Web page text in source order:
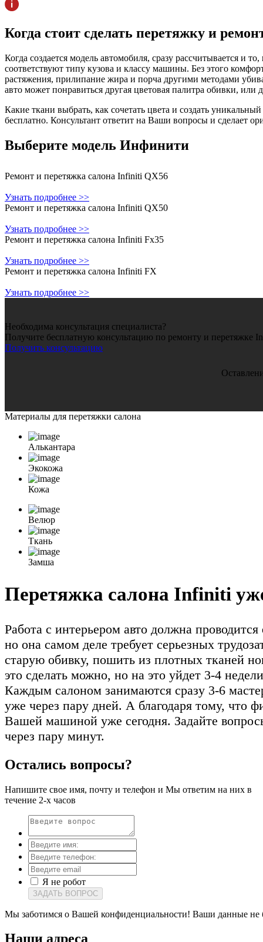
Когда стоит сделать перетяжку и
Когда создается модель автомобиля, сразу рассчитывается и
соответствуют типу кузова и классу машины. Без этого
растяжения, прилипание жира и порча другими методами
авто может понравиться другая цветовая палитра обивки,
Какие ткани выбрать, как сочетать цвета и создать
бесплатно. Консультант ответит на Ваши вопросы и сделает
Выберите модель Инфинити
Ремонт и перетяжка салона Infiniti QX56
Узнать подробнее >>
Ремонт и перетяжка салона Infiniti QX50
Узнать подробнее >>
Ремонт и перетяжка салона Infiniti Fx35
Узнать подробнее >>
Ремонт и перетяжка салона Infiniti FX
Узнать подробнее >>
Необходима консультация специалиста?
Получите бесплатную консультацию по ремонту и перетяжке
Получить консультацию
Материалы для перетяжки салона
Алькантара
Экокожа
Кожа
Велюр
Ткань
Замша
Перетяжка салона Infiniti
Работа с интерьером авто должна
но она самом деле требует серьезных
старую обивку, пошить из плотных тканей
это сделать можно, но на это уйдет 3-4
Каждым салоном занимаются сразу 3-6
уже через пару дней. А благодаря тому, что
Вашей машиной уже сегодня. Задайте
через пару минут.
Остались вопросы?
Напишите свое имя, почту и телефон и Мы ответим на них в
течение 2-х часов
Я не робот
ЗАДАТЬ ВОПРОС
Мы заботимся о Вашей конфиденциальности! Ваши данные не
Наши адреса